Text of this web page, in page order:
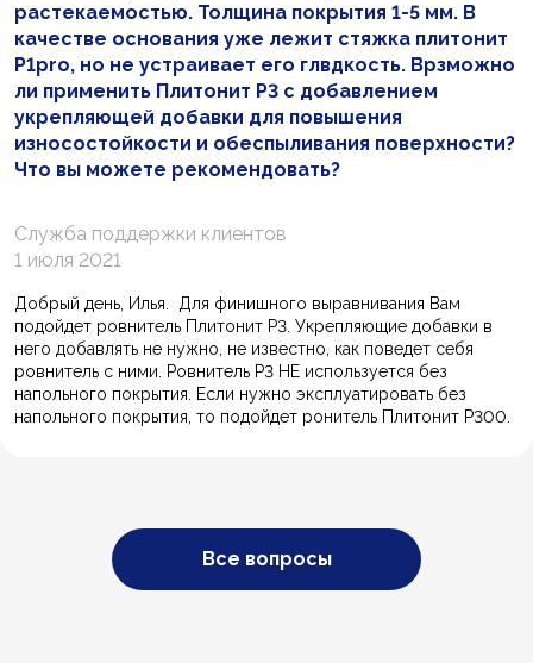
растекаемостью. Толщина покрытия 1-5 мм. В
качестве основания уже лежит стяжка плитонит
P1pro, но не устраивает его глвдкость. Врзможно
ли применить Плитонит Р3 с добавлением
укрепляющей добавки для повышения
износостойкости и обеспыливания поверхности?
Что вы можете рекомендовать?
Служба поддержки клиентов
1 июля 2021
Добрый день, Илья. Для финишного выравнивания Вам
подойдет ровнитель Плитонит Р3. Укрепляющие добавки в
него добавлять не нужно, не известно, как поведет себя
ровнитель с ними. Ровнитель Р3 НЕ используется без
напольного покрытия. Если нужно эксплуатировать без
напольного покрытия, то подойдет ронитель Плитонит Р300.
Все вопросы